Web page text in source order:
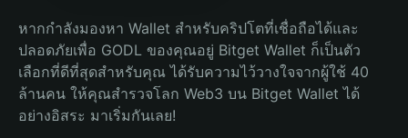
หากกำลังมองหา Wallet สำหรับคริปโตที่เชื่อถือได้และ
ปลอดภัยเพื่อ GODL ของคุณอยู่ Bitget Wallet ก็เป็นตัว
เลือกที่ดีที่สุดสำหรับคุณ ได้รับความไว้วางใจจากผู้ใช้ 40
ล้านคน ให้คุณสำรวจโลก Web3 บน Bitget Wallet ได้
อย่างอิสระ มาเริ่มกันเลย!